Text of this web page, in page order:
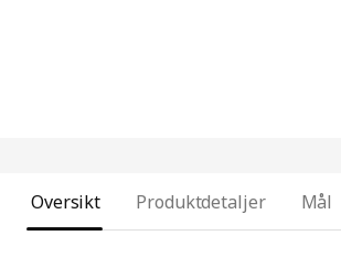
Oversikt Produktdetaljer Mål